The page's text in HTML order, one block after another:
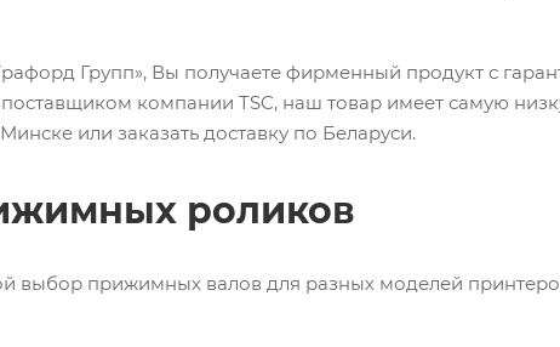
Групп», Вы получаете фирменный продукт с
компании TSC, наш товар имеет самую
или заказать доставку по Беларуси.
роликов
выбор прижимных валов для разных моделей